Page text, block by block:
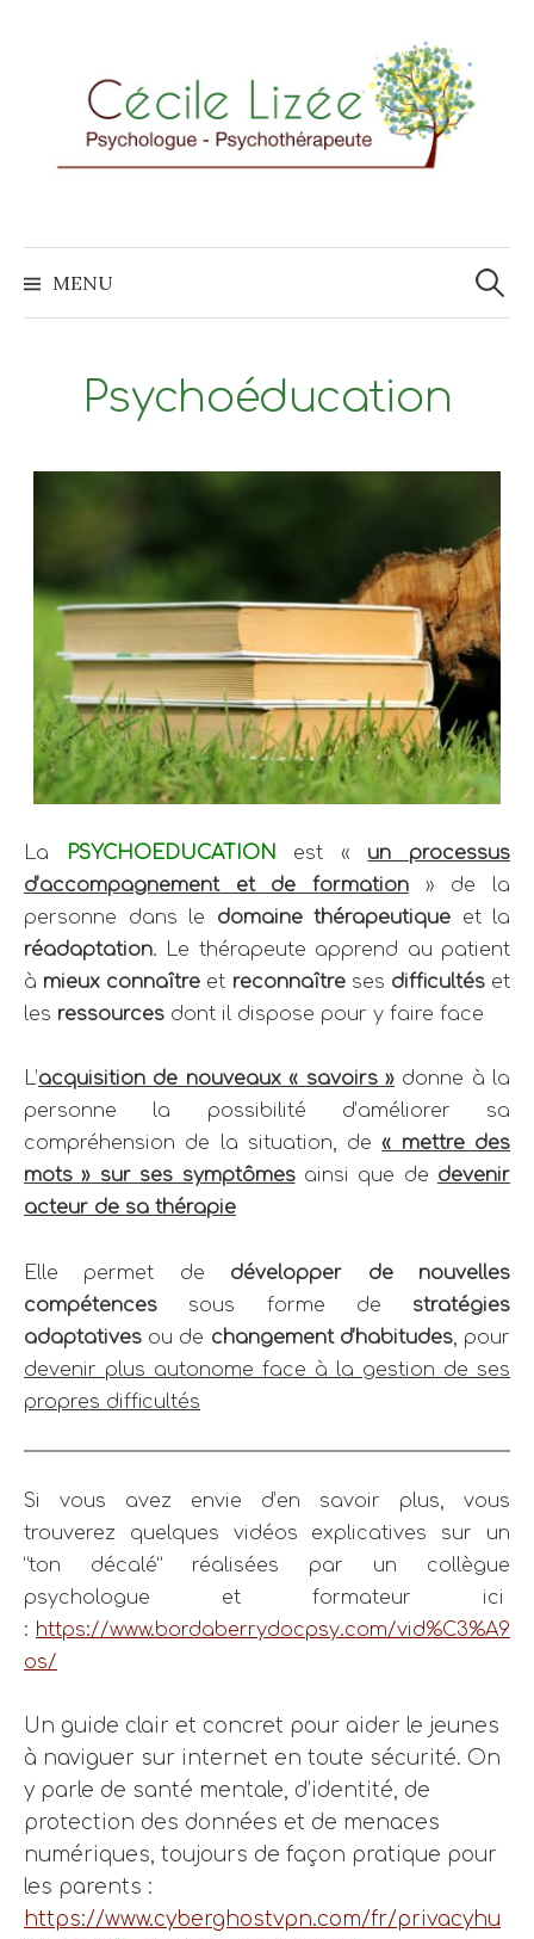
contenu
MENU
Psychoéducation
La PSYCHOEDUCATION est «
un processus
d’accompagnement et de formation » de la
personne dans le domaine thérapeutique et la
réadaptation.
Le thérapeute apprend au patient
à mieux connaître et reconnaîtreses difficultéset
les ressources dont il dispose pour y faire face
L’acquisition de nouveaux « savoirs »donne à la
personne la possibilité d’améliorer sa
compréhension de la situation, de« mettre des
mots » sur ses symptômesainsi que de devenir
acteur de sa thérapie
Elle permet de développer de nouvelles
compétences sous forme de stratégies
adaptatives ou de changement d’habitudes, pour
devenir plus autonome face à la gestion de ses
propres difficultés
Si vous avez envie d’en savoir plus, vous
trouverez quelques vidéos explicatives sur un
“ton décalé” réalisées par un collègue
psychologue et formateur ici
: https://www.bordaberrydocpsy.com/vid%C3%A9
os/
Un guide clair et concret pour aider le jeunes
à naviguer sur internet en toute sécurité. On
y parle de santé mentale, d’identité, de
protection des données et de menaces
numériques, toujours de façon pratique pour
les parents :
https://www.cyberghostvpn.com/fr/privacyhu